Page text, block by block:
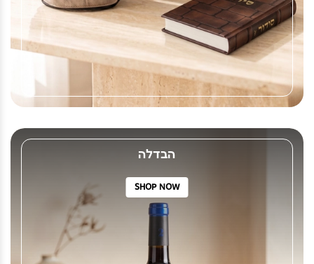
הבדלה
SHOP NOW